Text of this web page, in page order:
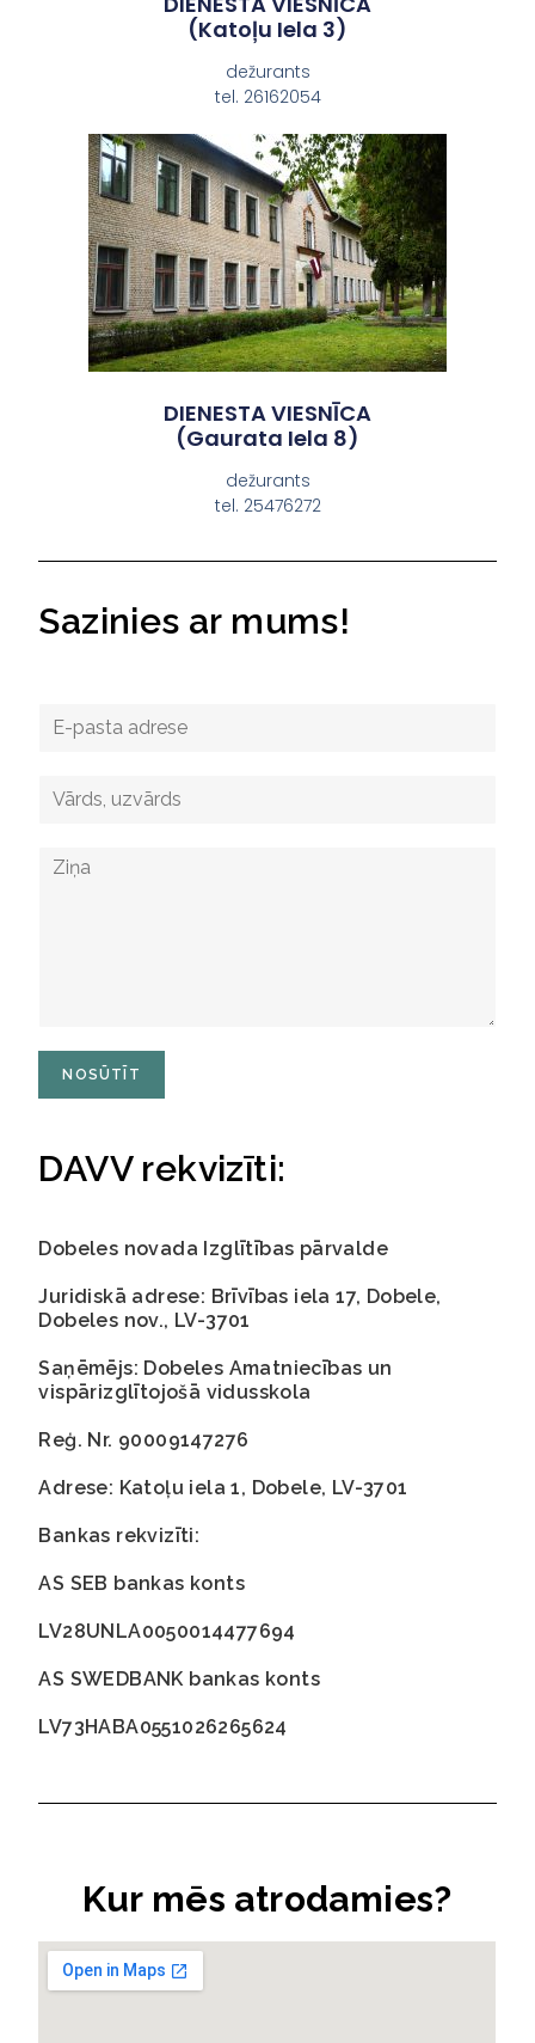
(katoļu Iela 3)
dežurants
tel. 26162054
DIENESTA VIESNĪCA
(gaurata Iela 8)
dežurants
tel. 25476272
Sazinies ar mums!
NOSŪTĪT
DAVV rekvizīti:
Dobeles novada Izglītības pārvalde
Juridiskā adrese: Brīvības iela 17, Dobele,
Dobeles nov., LV-3701
Saņēmējs: Dobeles Amatniecības un
vispārizglītojošā vidusskola
Reģ. Nr. 90009147276
Adrese: Katoļu iela 1, Dobele, LV-3701
Bankas rekvizīti:
AS SEB bankas konts
LV28UNLA0050014477694
AS SWEDBANK bankas konts
LV73HABA0551026265624
Kur mēs atrodamies?